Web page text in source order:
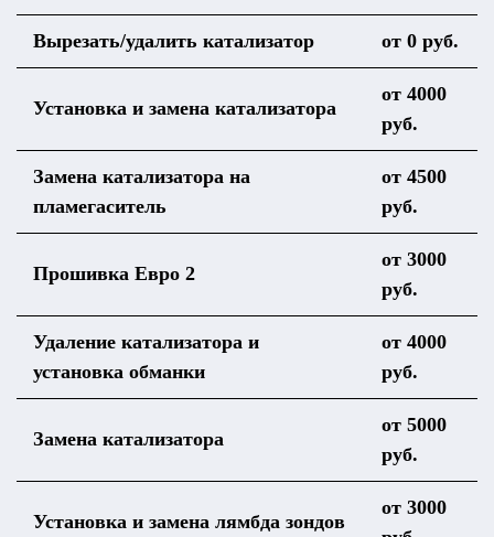
Вырезать/удалить катализатор от 0 руб.
Установка и замена катализатора
от 4000
руб.
Замена катализатора на
пламегаситель
от 4500
руб.
Прошивка Евро 2
от 3000
руб.
Удаление катализатора и
установка обманки
от 4000
руб.
Замена катализатора
от 5000
руб.
Установка и замена лямбда зондов
от 3000